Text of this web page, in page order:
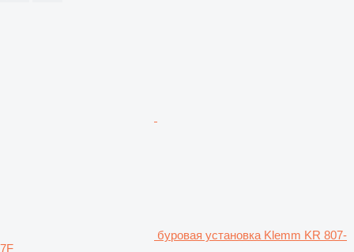
буровая установка Klemm KR 807-
7F